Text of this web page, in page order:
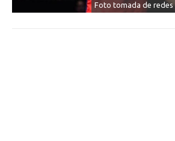
Foto tomada de